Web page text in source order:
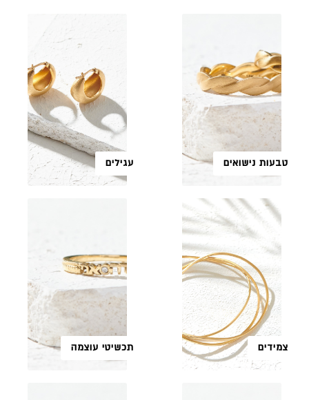
טבעות נישואים עגילים
צמידים תכשיטי עוצמה